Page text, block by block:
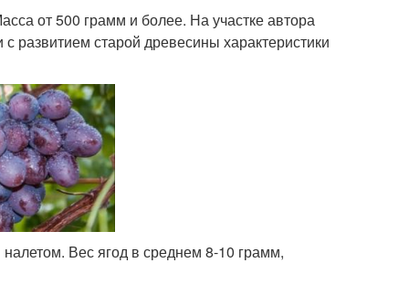
от 500 грамм и более. На участке автора
развитием старой древесины характеристики
Вес ягод в среднем 8-10 грамм,